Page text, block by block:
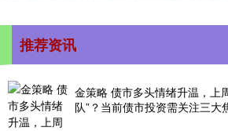
推荐资讯
金策略 债市多头情绪升温，上
队”？当前债市投资需关注三大